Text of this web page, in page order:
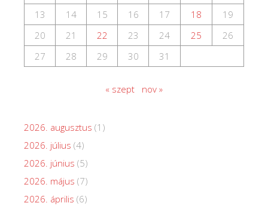
13
14 15 16 17 18
19
20
21 22 23 24 25
26
27
28 29 30 31
« szept nov »
2026. augusztus (1)
2026. július (4)
2026. június (5)
2026. május (7)
2026. április (6)